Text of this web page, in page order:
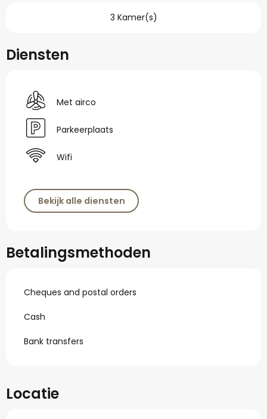
3 Kamer(s)
Diensten
Met airco
Parkeerplaats
Wifi
Bekijk alle diensten
Betalingsmethoden
Cheques and postal orders
Cash
Bank transfers
Locatie